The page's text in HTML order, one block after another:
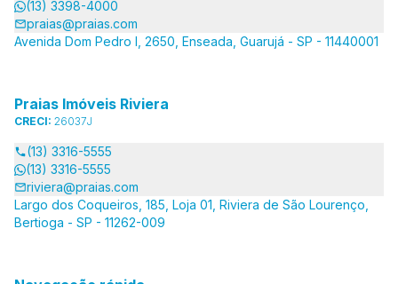
(13) 3398-4000
praias@praias.com
Avenida Dom Pedro I, 2650, Enseada, Guarujá - SP - 11440001
Praias Imóveis Riviera
CRECI: 26037J
(13) 3316-5555
(13) 3316-5555
riviera@praias.com
Largo dos Coqueiros, 185, Loja 01, Riviera de São Lourenço,
Bertioga - SP - 11262-009